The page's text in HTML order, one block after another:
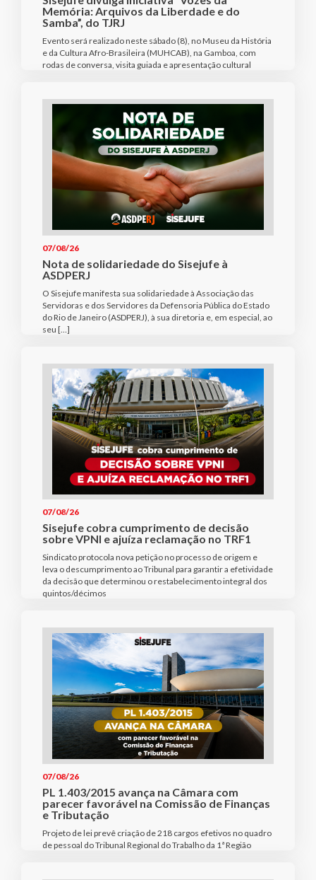
Memória: Arquivos da Liberdade e do
Samba”, do TJRJ
Evento será realizado neste sábado (8), no Museu da História
e da Cultura Afro-Brasileira (MUHCAB), na Gamboa, com
rodas de conversa, visita guiada e apresentação cultural
07/08/26
Nota de solidariedade do Sisejufe à
ASDPERJ
O Sisejufe manifesta sua solidariedade à Associação das
Servidoras e dos Servidores da Defensoria Pública do Estado
do Rio de Janeiro (ASDPERJ), à sua diretoria e, em especial, ao
seu […]
07/08/26
Sisejufe cobra cumprimento de decisão
sobre VPNI e ajuíza reclamação no TRF1
Sindicato protocola nova petição no processo de origem e
leva o descumprimento ao Tribunal para garantir a efetividade
da decisão que determinou o restabelecimento integral dos
quintos/décimos
07/08/26
PL 1.403/2015 avança na Câmara com
parecer favorável na Comissão de Finanças
e Tributação
Projeto de lei prevê criação de 218 cargos efetivos no quadro
de pessoal do Tribunal Regional do Trabalho da 1ª Região